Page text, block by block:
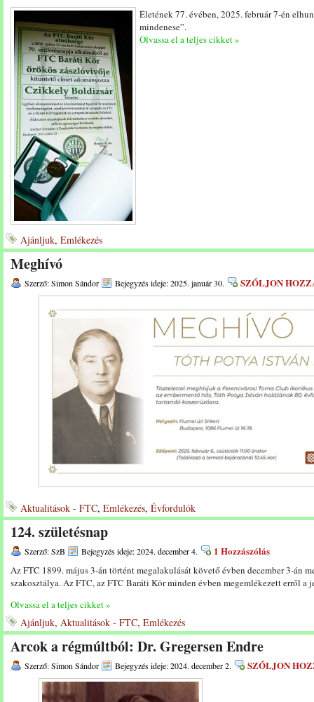
Életének 77. évében, 2025. február 7-én
mindenese”.
Olvassa el a teljes cikket »
Ajánljuk, Emlékezés
Meghívó
Szerző: Simon Sándor Bejegyzés ideje: 2025. január 30. SZÓLJON
Aktualitások - FTC, Emlékezés, Évfordulók
124. születésnap
Szerző: SzB Bejegyzés ideje: 2024. december 4. 1 Hozzászólás
Az FTC 1899. május 3-án történt megalakulását követő évben december 3-án
szakosztálya. Az FTC, az FTC Baráti Kör minden évben megemlékezett erről a
Olvassa el a teljes cikket »
Ajánljuk, Aktualitások - FTC, Emlékezés
Arcok a régmúltból: Dr. Gregersen Endre
Szerző: Simon Sándor Bejegyzés ideje: 2024. december 2. SZÓLJON